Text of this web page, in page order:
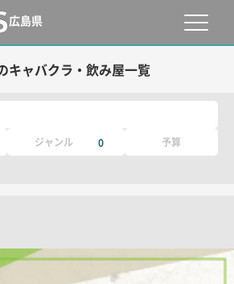
広島県
キャバクラ・飲み屋一覧
ジャンル 0 予算